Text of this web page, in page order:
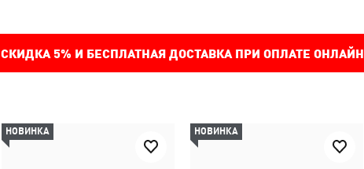
СКИДКА 5% И БЕСПЛАТНАЯ ДОСТАВКА ПРИ ОПЛАТЕ ОНЛАЙН
НОВИНКА НОВИНКА